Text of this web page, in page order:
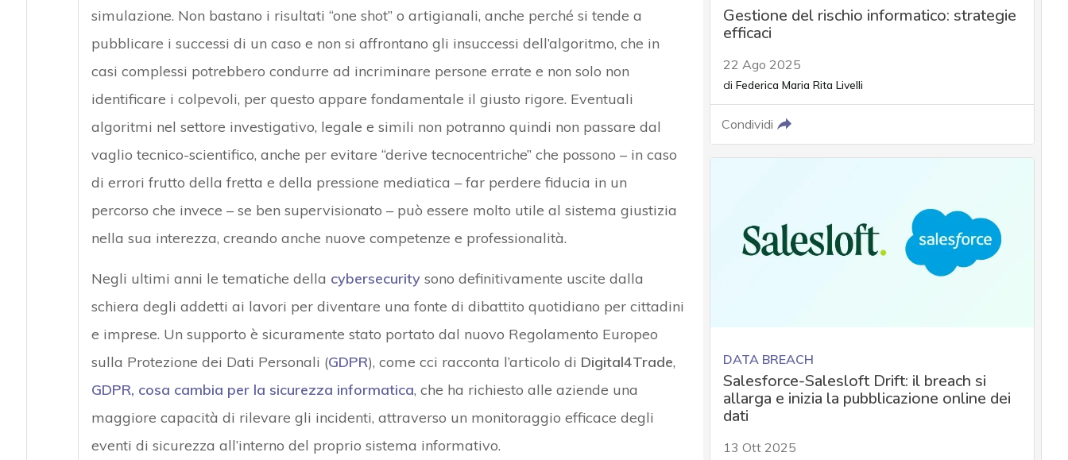
simulazione. Non bastano i risultati “one shot” o artigianali, anche perché si tende a
pubblicare i successi di un caso e non si affrontano gli insuccessi dell’algoritmo, che in
casi complessi potrebbero condurre ad incriminare persone errate e non solo non
identificare i colpevoli, per questo appare fondamentale il giusto rigore. Eventuali
algoritmi nel settore investigativo, legale e simili non potranno quindi non passare dal
vaglio tecnico-scientifico, anche per evitare “derive tecnocentriche” che possono – in caso
di errori frutto della fretta e della pressione mediatica – far perdere fiducia in un
percorso che invece – se ben supervisionato – può essere molto utile al sistema giustizia
nella sua interezza, creando anche nuove competenze e professionalità.
Negli ultimi anni le tematiche della cybersecuritysono definitivamente uscite dalla
schiera degli addetti ai lavori per diventare una fonte di dibattito quotidiano per cittadini
e imprese. Un supporto è sicuramente stato portato dal nuovo Regolamento Europeo
sulla Protezione dei Dati Personali (GDPR), come cci racconta l’articolo di Digital4Trade,
GDPR, cosa cambia per la sicurezza informatica, che ha richiesto alle aziende una
maggiore capacità di rilevare gli incidenti, attraverso un monitoraggio efficace degli
eventi di sicurezza all’interno del proprio sistema informativo.
Gestione del rischio informatico: strategie
efficaci
22 Ago 2025
di Federica Maria Rita Livelli
Condividi
DATA BREACH
Salesforce-Salesloft Drift: il breach si
allarga e inizia la pubblicazione online dei
dati
13 Ott 2025